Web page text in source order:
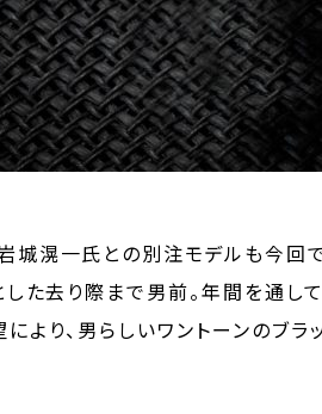
城滉一氏との別注モデルも今回
た去り際まで男前。年間を通
より、男らしいワントーンのブ